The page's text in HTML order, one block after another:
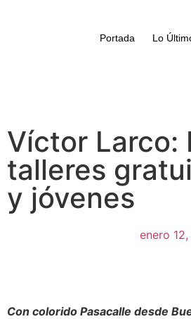
Portada Lo
Víctor Larco:
talleres
y jóvenes
enero
Con colorido Pasacalle desde